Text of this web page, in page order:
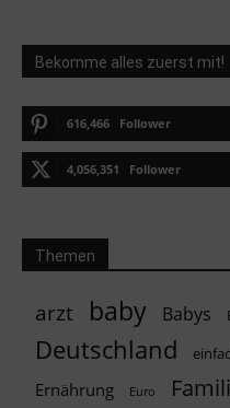
Bekomme alles zuerst mit!
616,466 Follower
4,056,351 Follower
Themen
arzt baby Babys
Deutschland
Ernährung Euro